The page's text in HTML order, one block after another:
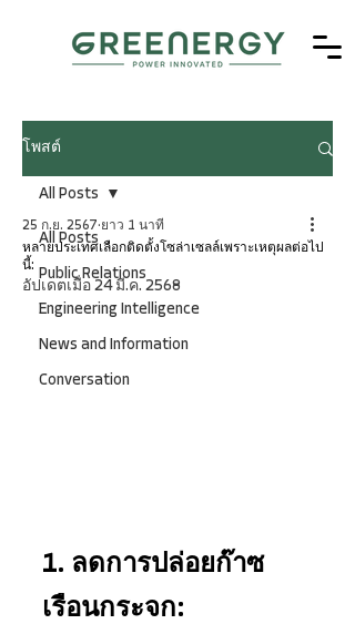
โพสต์
All Posts
Public Relations
Engineering Intelligence
News and Information
Conversation
All Posts
หลายประเทศเลือกติดตั้งโซล่าเซลล์เพราะเหตุผลต่อไป
นี้:
25 ก.ย. 2567 ยาว 1 นาที
อัปเดตเมื่อ 24 มี.ค. 2568
1. ลดการปล่อยก๊าซ
เรือนกระจก: